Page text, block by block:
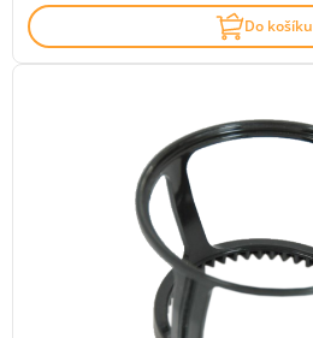
Do košíku